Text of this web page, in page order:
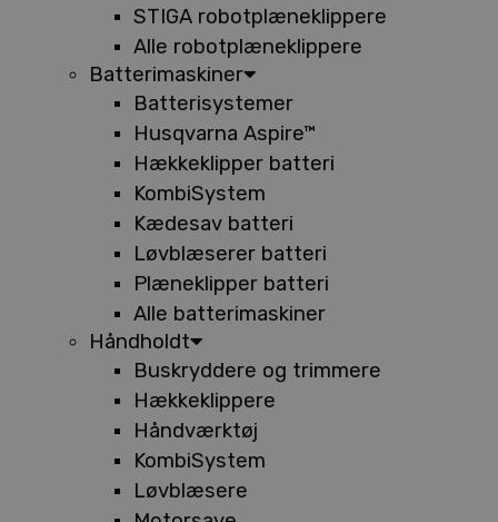
STIGA robotplæneklippere
Alle robotplæneklippere
Batterimaskiner
Batterisystemer
Husqvarna Aspire™
Hækkeklipper batteri
KombiSystem
Kædesav batteri
Løvblæserer batteri
Plæneklipper batteri
Alle batterimaskiner
Håndholdt
Buskryddere og trimmere
Hækkeklippere
Håndværktøj
KombiSystem
Løvblæsere